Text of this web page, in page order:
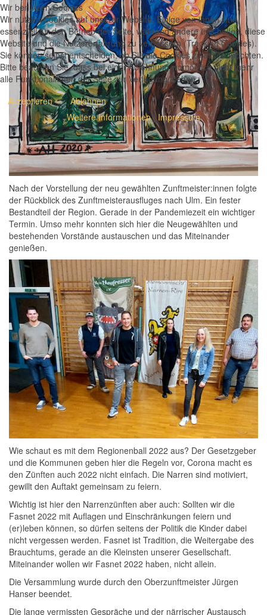
Nach der Vorstellung der neu gewählten Zunftmeister:innen folgte
der Rückblick des Zunftmeisterausfluges nach Ulm. Ein fester
Bestandteil der Region. Gerade in der Pandemiezeit ein wichtiger
Termin. Umso mehr konnten sich hier die Neugewählten und
bestehenden Vorstände austauschen und das Miteinander
genießen.
Wie schaut es mit dem Regionenball 2022 aus? Der Gesetzgeber
und die Kommunen geben hier die Regeln vor, Corona macht es
den Zünften auch 2022 nicht einfach. Die Narren sind motiviert,
gewillt den Auftakt gemeinsam zu feiern.
Wichtig ist hier den Narrenzünften aber auch: Sollten wir die
Fasnet 2022 mit Auflagen und Einschränkungen feiern und
(er)leben können, so dürfen seitens der Politik die Kinder dabei
nicht vergessen werden. Fasnet ist Tradition, die Weitergabe des
Brauchtums, gerade an die Kleinsten unserer Gesellschaft.
Miteinander wollen wir Fasnet 2022 haben, nicht allein.
Die Versammlung wurde durch den Oberzunftmeister Jürgen
Hanser beendet.
Die lange vermissten Gespräche und der närrischer Austausch
Wir benutzen Cookies
Wir nutzen Cookies auf unserer Website. Einige von ihnen sind
essenziell für den Betrieb der Seite, während andere uns helfen, diese
Website und die Nutzererfahrung zu verbessern (Tracking Cookies).
Sie können selbst entscheiden, ob Sie die Cookies zulassen möchten.
Bitte beachten Sie, dass bei einer Ablehnung womöglich nicht mehr
alle Funktionalitäten der Seite zur Verfügung stehen.
Akzeptieren
Ablehnen
Weitere Informationen|Impressum